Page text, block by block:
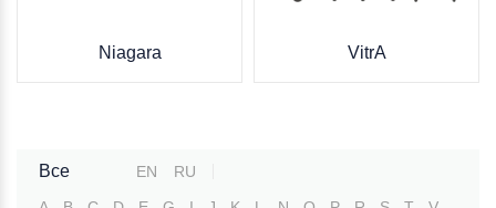
Niagara VitrA
Все EN
RU